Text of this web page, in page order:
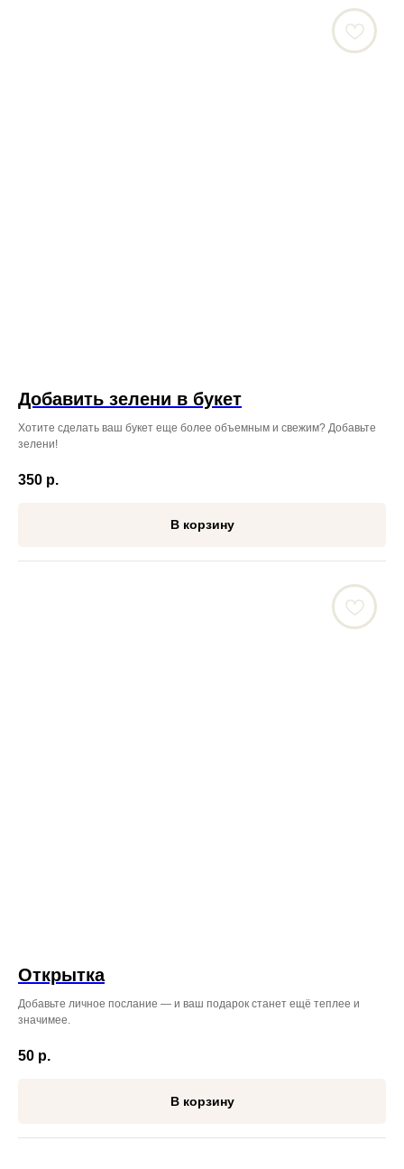
Добавить зелени в букет
Хотите сделать ваш букет еще более объемным и свежим? Добавьте
зелени!
350 р.
В корзину
Открытка
Добавьте личное послание — и ваш подарок станет ещё теплее и
значимее.
50 р.
В корзину